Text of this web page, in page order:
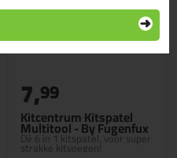
Kitcentrum Kitspatel
Multitool - By Fugenfux
Dé 6 in 1 kitspatel, voor super
strakke kitvoegen!
7,99